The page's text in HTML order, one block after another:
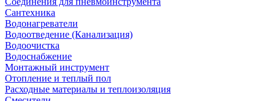
Сантехника
Водонагреватели
Водоотведение (Канализация)
Водоочистка
Водоснабжение
Монтажный инструмент
Отопление и теплый пол
Расходные материалы и теплоизоляция